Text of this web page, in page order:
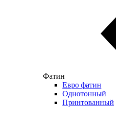
Фатин
Евро фатин
Однотонный
Принтованный